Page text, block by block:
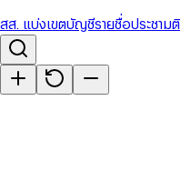
สส. แบ่งเขตบัญชีรายชื่อประชามติ